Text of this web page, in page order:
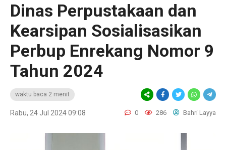
Dinas Perpustakaan dan
Kearsipan Sosialisasikan
Perbup Enrekang Nomor 9
Tahun 2024
waktu baca 2 menit
Rabu, 24 Jul 2024 09:08 0 286 Bahri Layya